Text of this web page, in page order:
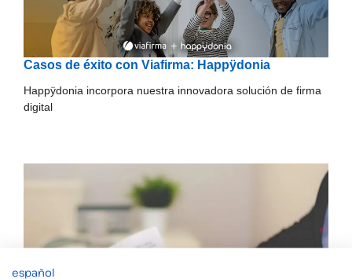
Casos de éxito con Viafirma: Happÿdonia
Happÿdonia incorpora nuestra innovadora solución de firma
digital
español